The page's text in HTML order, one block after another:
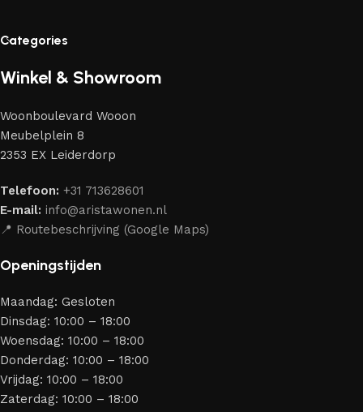
liefhebbers van kwaliteit en schoonheid. Wij hebben voor jou
meubelmakers die elegantie, kwaliteit en functionaliteit
Ons assortiment bestaat uit producten van betrouwbare
merken die al jarenlang hun vakmanschap en eerlijkheid
bewijzen. Al onze leveranciers garanderen meubels van
aantrekkelijk design en optimale veiligheid — zodat je
jarenlang kunt genieten van jouw interieur.
Categories
Winkel & Showroom
Woonboulevard Wooon
Meubelplein 8
2353 EX Leiderdorp
Telefoon: +31 713628601
E-mail: info@aristawonen.nl
📍 Routebeschrijving (Google Maps)
Openingstijden
Maandag: Gesloten
Dinsdag: 10:00 – 18:00
Woensdag: 10:00 – 18:00
Donderdag: 10:00 – 18:00
Vrijdag: 10:00 – 18:00
Zaterdag: 10:00 – 18:00